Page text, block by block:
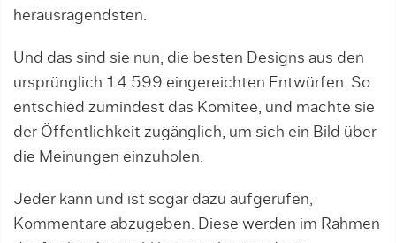
herausragendsten.
Und das sind sie nun, die besten Designs aus den
ursprünglich 14.599 eingereichten Entwürfen. So
entschied zumindest das Komitee, und machte sie
der Öffentlichkeit zugänglich, um sich ein Bild über
die Meinungen einzuholen.
Jeder kann und ist sogar dazu aufgerufen,
Kommentare abzugeben. Diese werden im Rahmen